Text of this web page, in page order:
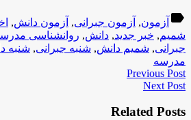
label آزمون, آزمون جبرانی, آزمون دانش,
شمیم, خبر جدید, دانش, روانشناسی
جبرانی, شمیم دانش, شنبه جبرانی, شنبه
مدرسه
Previous Post
Next Post
Related Posts